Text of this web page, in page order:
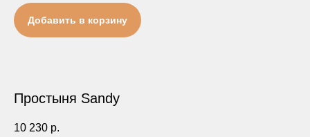
Добавить в корзину
Простыня Sandy
10 230 р.